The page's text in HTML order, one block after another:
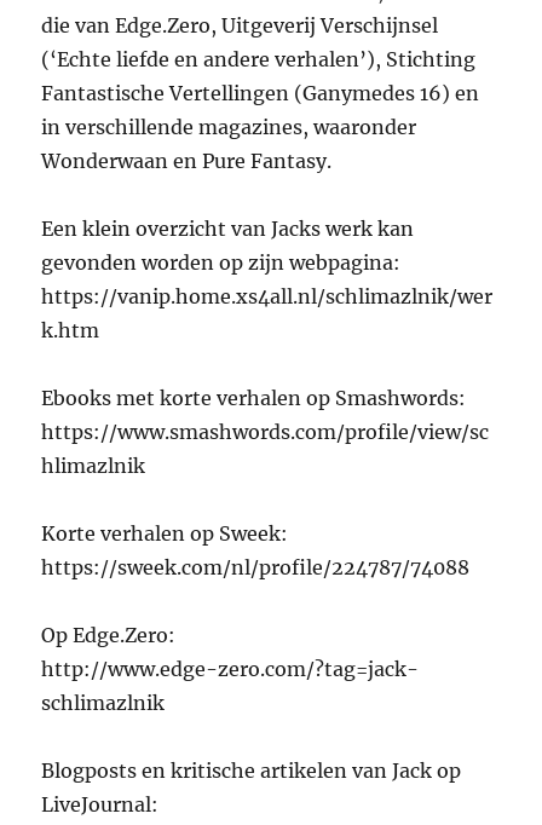
die van Edge.Zero, Uitgeverij Verschijnsel
(‘Echte liefde en andere verhalen’), Stichting
Fantastische Vertellingen (Ganymedes 16) en
in verschillende magazines, waaronder
Wonderwaan en Pure Fantasy.
Een klein overzicht van Jacks werk kan
gevonden worden op zijn webpagina:
https://vanip.home.xs4all.nl/schlimazlnik/wer
k.htm
Ebooks met korte verhalen op Smashwords:
https://www.smashwords.com/profile/view/sc
hlimazlnik
Korte verhalen op Sweek:
https://sweek.com/nl/profile/224787/74088
Op Edge.Zero:
http://www.edge-zero.com/?tag=jack-
schlimazlnik
Blogposts en kritische artikelen van Jack op
LiveJournal: